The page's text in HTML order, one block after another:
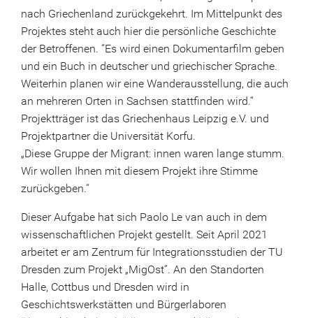
nach Griechenland zurückgekehrt. Im Mittelpunkt des
Projektes steht auch hier die persönliche Geschichte
der Betroffenen. “Es wird einen Dokumentarfilm geben
und ein Buch in deutscher und griechischer Sprache.
Weiterhin planen wir eine Wanderausstellung, die auch
an mehreren Orten in Sachsen stattfinden wird.“
Projektträger ist das Griechenhaus Leipzig e.V. und
Projektpartner die Universität Korfu.
„Diese Gruppe der Migrant: innen waren lange stumm.
Wir wollen Ihnen mit diesem Projekt ihre Stimme
zurückgeben.“
Dieser Aufgabe hat sich Paolo Le van auch in dem
wissenschaftlichen Projekt gestellt. Seit April 2021
arbeitet er am Zentrum für Integrationsstudien der TU
Dresden zum Projekt „MigOst“. An den Standorten
Halle, Cottbus und Dresden wird in
Geschichtswerkstätten und Bürgerlaboren